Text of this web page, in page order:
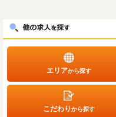
エリアから探す
こだわりから探す